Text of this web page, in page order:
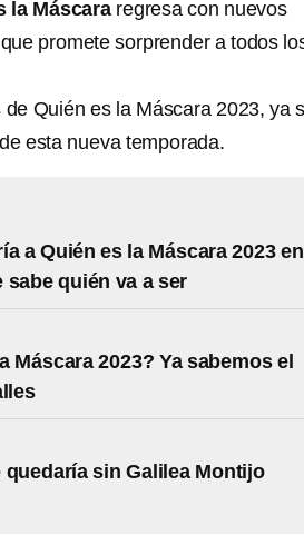
la Máscara regresa con nuevos
promete sorprender a todos
Quién es la Máscara 2023, ya
esta nueva temporada.
a Quién es la Máscara 2023 en
sabe quién va a ser
Máscara 2023? Ya sabemos el
quedaría sin Galilea Montijo